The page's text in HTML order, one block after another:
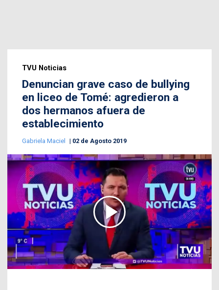
TVU Noticias
Denuncian grave caso de bullying
en liceo de Tomé: agredieron a
dos hermanos afuera de
establecimiento
Gabriela Maciel 02 de Agosto 2019